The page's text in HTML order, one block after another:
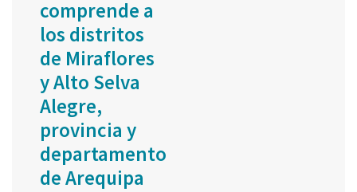
comprende a
los distritos
de Miraflores
y Alto Selva
Alegre,
provincia y
departamento
de Arequipa